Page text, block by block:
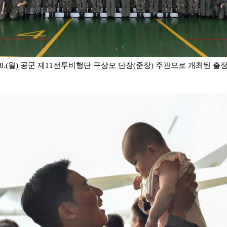
월) 공군 제11전투비행단 구상모 단장(준장) 주관으로 개최된 출